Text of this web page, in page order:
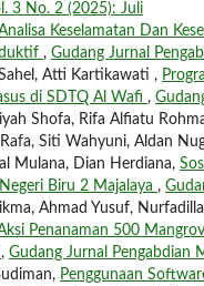
3 No. 2 (2025): Juli
Keselamatan Dan
, Gudang Jurnal
Atti Kartikawati ,
di SDTQ Al Wafi ,
Shofa, Rifa Alfiatu
Siti Wahyuni, Aldan
Mulana, Dian Herdiana,
Biru 2 Majalaya ,
Ahmad Yusuf,
Penanaman 500
, Gudang Jurnal Pengabdian
Penggunaan